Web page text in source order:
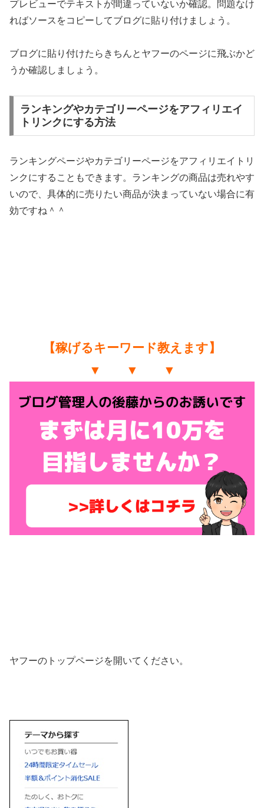
プレビューでテキストが間違っていないか確認。問題なけ
ればソースをコピーしてブログに貼り付けましょう。
ブログに貼り付けたらきちんとヤフーのページに飛ぶかど
うか確認しましょう。
ランキングやカテゴリーページをアフィリエイ
トリンクにする方法
ランキングページやカテゴリーページをアフィリエイトリ
ンクにすることもできます。ランキングの商品は売れやす
いので、具体的に売りたい商品が決まっていない場合に有
効ですね＾＾
【稼げるキーワード教えます】
▼ ▼ ▼
ヤフーのトップページを開いてください。